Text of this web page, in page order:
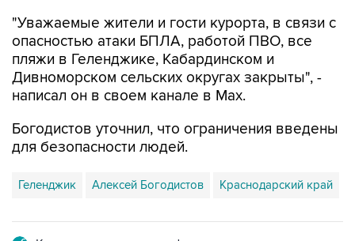
"Уважаемые жители и гости курорта, в связи с
опасностью атаки БПЛА, работой ПВО, все
пляжи в Геленджике, Кабардинском и
Дивноморском сельских округах закрыты", -
написал он в своем канале в Max.
Богодистов уточнил, что ограничения введены
для безопасности людей.
Геленджик Алексей Богодистов Краснодарский край